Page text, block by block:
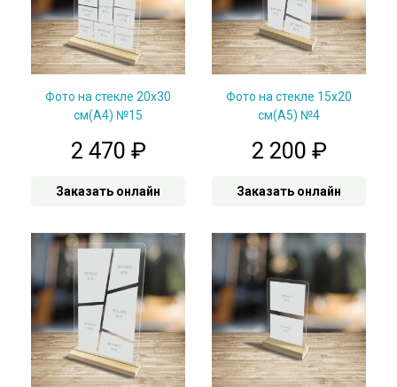
Фото на стекле 20х30
см(А4) №15
2 470 ₽
Заказать онлайн
Фото на стекле 15х20
см(А5) №4
2 200 ₽
Заказать онлайн